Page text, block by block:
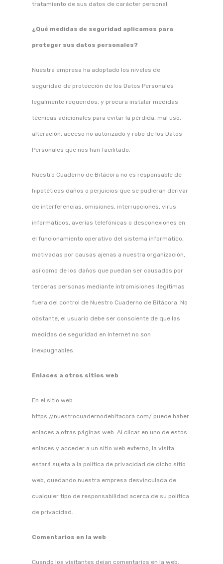
tratamiento de sus datos de carácter personal.
¿Qué medidas de seguridad aplicamos para
proteger sus datos personales?
Nuestra empresa ha adoptado los niveles de
seguridad de protección de los Datos Personales
legalmente requeridos, y procura instalar medidas
técnicas adicionales para evitar la pérdida, mal uso,
alteración, acceso no autorizado y robo de los Datos
Personales que nos han facilitado.
Nuestro Cuaderno de Bitácora no es responsable de
hipotéticos daños o perjuicios que se pudieran derivar
de interferencias, omisiones, interrupciones, virus
informáticos, averías telefónicas o desconexiones en
el funcionamiento operativo del sistema informático,
motivadas por causas ajenas a nuestra organización,
así como de los daños que puedan ser causados por
terceras personas mediante intromisiones ilegítimas
fuera del control de Nuestro Cuaderno de Bitácora. No
obstante, el usuario debe ser consciente de que las
medidas de seguridad en Internet no son
inexpugnables.
Enlaces a otros sitios web
En el sitio web
https://nuestrocuadernodebitacora.com/ puede haber
enlaces a otras páginas web. Al clicar en uno de estos
enlaces y acceder a un sitio web externo, la visita
estará sujeta a la política de privacidad de dicho sitio
web, quedando nuestra empresa desvinculada de
cualquier tipo de responsabilidad acerca de su política
de privacidad.
Comentarios en la web
Cuando los visitantes dejan comentarios en la web,